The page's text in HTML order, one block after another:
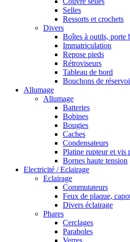
Selles
Ressorts et crochets
Divers
Boîtes à outils, porte
Immatriculation
Repose pieds
Rétroviseurs
Tableau de bord
Bouchons de
Allumage
Allumage
Batteries
Bobines
Bougies
Caches
Condensateurs
Platine rupteur et vis
Bornes haute tension
Electricité / Eclairage
Eclairage
Commutateurs
Feux de plaque,
Divers éclairage
Phares
Cerclages
Paraboles